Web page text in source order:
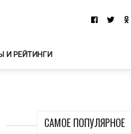
И РЕЙТИНГИ
САМОЕ ПОПУЛЯРНОЕ